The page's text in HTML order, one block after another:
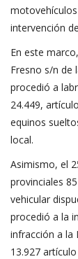
intervención
En este
Fresno s/n de
procedió a
24.449,
equinos
local.
Asimismo, el
provinciales
vehicular
procedió a la
infracción a la
13.927